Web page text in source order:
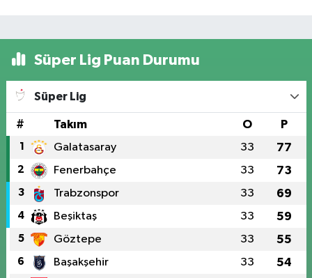
Süper Lig Puan Durumu
Süper Lig
# Takım O P
1 Galatasaray 33 77
2 Fenerbahçe 33 73
3 Trabzonspor 33 69
4 Beşiktaş 33 59
5 Göztepe 33 55
6 Başakşehir 33 54